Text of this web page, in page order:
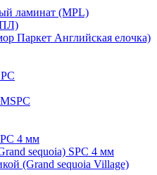
ламинат (MPL)
Паркет Английская елочка)
4 мм
sequoia) SPC 4 мм
(Grand sequoia Village)